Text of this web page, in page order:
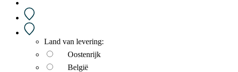
Land van levering:
Oostenrijk
België